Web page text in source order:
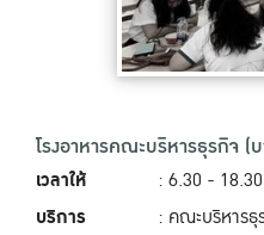
โรงอาหารคณะบริหารธุรกิจ (
เวลาให้
บริการ
: 6.30 -
: คณะบริหาร